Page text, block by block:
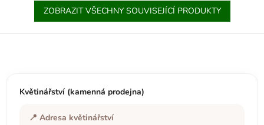
ZOBRAZIT VŠECHNY SOUVISEJÍCÍ PRODUKTY
Z
Květinářství (kamenná prodejna)
📍 Adresa květinářství